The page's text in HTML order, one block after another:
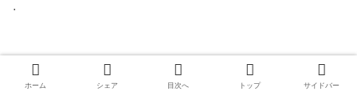
.
ホーム シェア 目次へ トップ サイドバー